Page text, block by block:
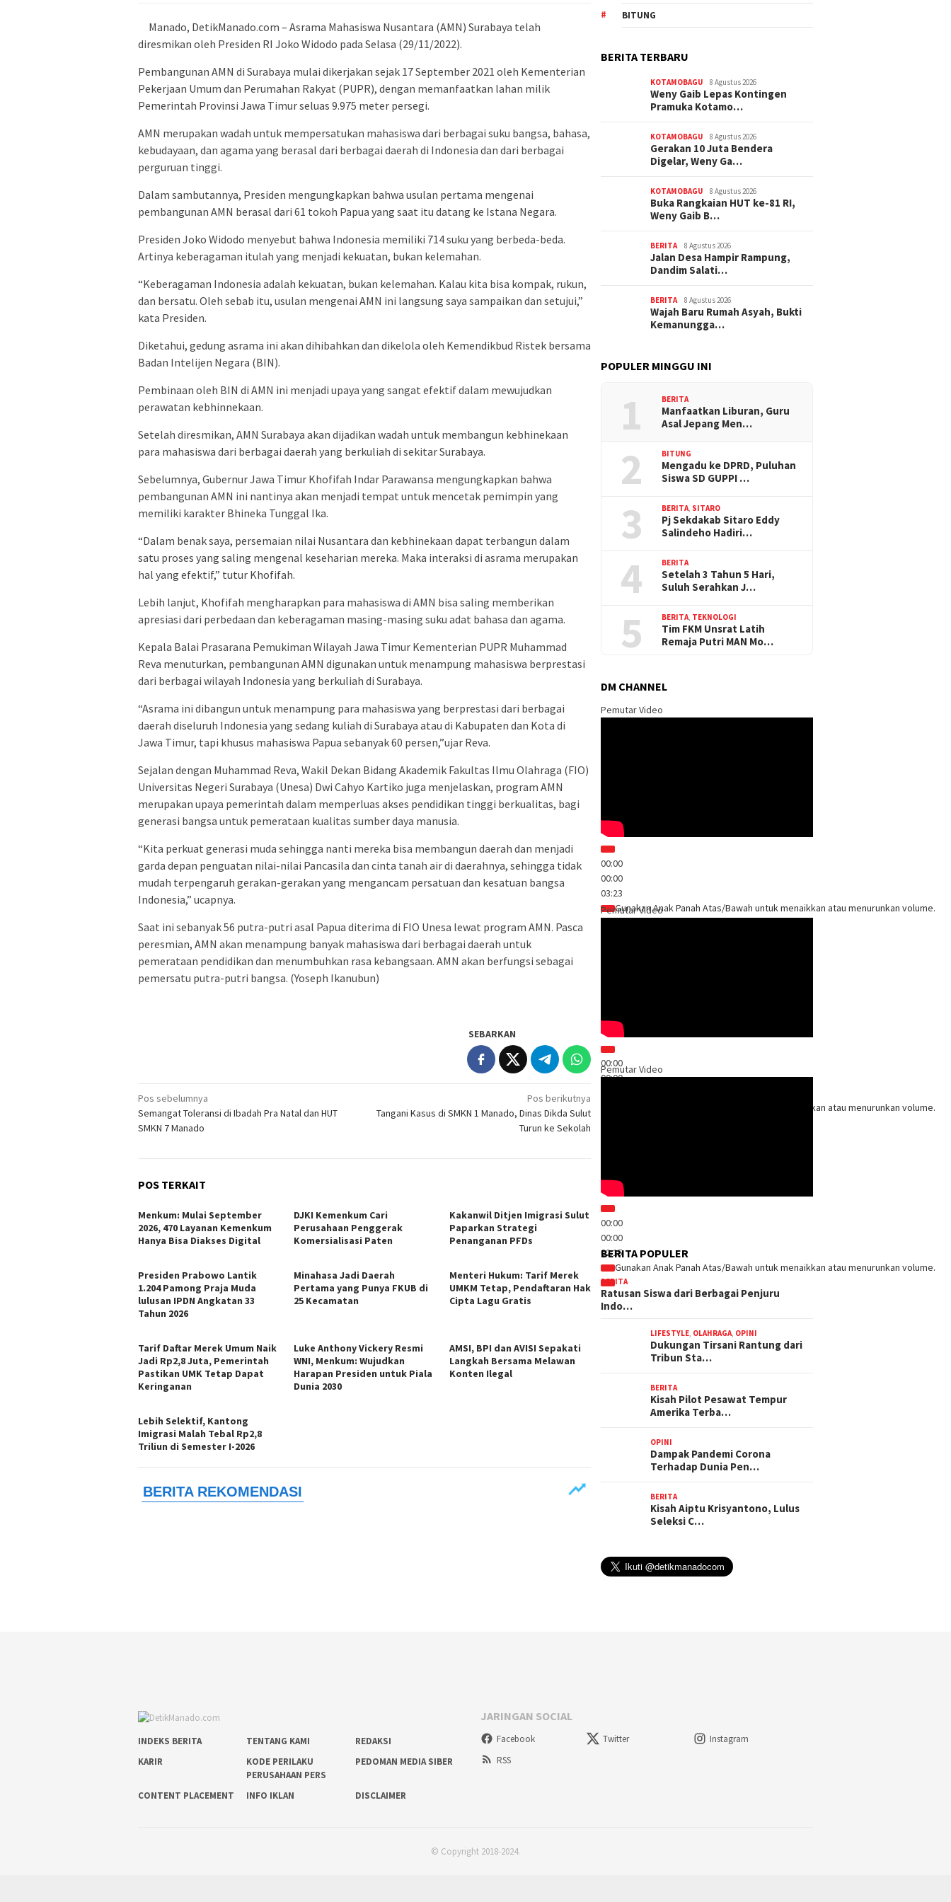
Manado, DetikManado.com – Asrama Mahasiswa Nusantara (AMN) Surabaya telah
diresmikan oleh Presiden RI Joko Widodo pada Selasa (29/11/2022).
Pembangunan AMN di Surabaya mulai dikerjakan sejak 17 September 2021 oleh Kementerian
Pekerjaan Umum dan Perumahan Rakyat (PUPR), dengan memanfaatkan lahan milik
Pemerintah Provinsi Jawa Timur seluas 9.975 meter persegi.
AMN merupakan wadah untuk mempersatukan mahasiswa dari berbagai suku bangsa, bahasa,
kebudayaan, dan agama yang berasal dari berbagai daerah di Indonesia dan dari berbagai
perguruan tinggi.
Dalam sambutannya, Presiden mengungkapkan bahwa usulan pertama mengenai
pembangunan AMN berasal dari 61 tokoh Papua yang saat itu datang ke Istana Negara.
Presiden Joko Widodo menyebut bahwa Indonesia memiliki 714 suku yang berbeda-beda.
Artinya keberagaman itulah yang menjadi kekuatan, bukan kelemahan.
“Keberagaman Indonesia adalah kekuatan, bukan kelemahan. Kalau kita bisa kompak, rukun,
dan bersatu. Oleh sebab itu, usulan mengenai AMN ini langsung saya sampaikan dan setujui,”
kata Presiden.
Diketahui, gedung asrama ini akan dihibahkan dan dikelola oleh Kemendikbud Ristek bersama
Badan Intelijen Negara (BIN).
Pembinaan oleh BIN di AMN ini menjadi upaya yang sangat efektif dalam mewujudkan
perawatan kebhinnekaan.
Setelah diresmikan, AMN Surabaya akan dijadikan wadah untuk membangun kebhinekaan
para mahasiswa dari berbagai daerah yang berkuliah di sekitar Surabaya.
Sebelumnya, Gubernur Jawa Timur Khofifah Indar Parawansa mengungkapkan bahwa
pembangunan AMN ini nantinya akan menjadi tempat untuk mencetak pemimpin yang
memiliki karakter Bhineka Tunggal Ika.
“Dalam benak saya, persemaian nilai Nusantara dan kebhinekaan dapat terbangun dalam
satu proses yang saling mengenal keseharian mereka. Maka interaksi di asrama merupakan
hal yang efektif,” tutur Khofifah.
Lebih lanjut, Khofifah mengharapkan para mahasiswa di AMN bisa saling memberikan
apresiasi dari perbedaan dan keberagaman masing-masing suku adat bahasa dan agama.
Kepala Balai Prasarana Pemukiman Wilayah Jawa Timur Kementerian PUPR Muhammad
Reva menuturkan, pembangunan AMN digunakan untuk menampung mahasiswa berprestasi
dari berbagai wilayah Indonesia yang berkuliah di Surabaya.
“Asrama ini dibangun untuk menampung para mahasiswa yang berprestasi dari berbagai
daerah diseluruh Indonesia yang sedang kuliah di Surabaya atau di Kabupaten dan Kota di
Jawa Timur, tapi khusus mahasiswa Papua sebanyak 60 persen,”ujar Reva.
Sejalan dengan Muhammad Reva, Wakil Dekan Bidang Akademik Fakultas Ilmu Olahraga (FIO)
Universitas Negeri Surabaya (Unesa) Dwi Cahyo Kartiko juga menjelaskan, program AMN
merupakan upaya pemerintah dalam memperluas akses pendidikan tinggi berkualitas, bagi
generasi bangsa untuk pemerataan kualitas sumber daya manusia.
“Kita perkuat generasi muda sehingga nanti mereka bisa membangun daerah dan menjadi
garda depan penguatan nilai-nilai Pancasila dan cinta tanah air di daerahnya, sehingga tidak
mudah terpengaruh gerakan-gerakan yang mengancam persatuan dan kesatuan bangsa
Indonesia,” ucapnya.
Saat ini sebanyak 56 putra-putri asal Papua diterima di FIO Unesa lewat program AMN. Pasca
peresmian, AMN akan menampung banyak mahasiswa dari berbagai daerah untuk
pemerataan pendidikan dan menumbuhkan rasa kebangsaan. AMN akan berfungsi sebagai
pemersatu putra-putri bangsa. (Yoseph Ikanubun)
SEBARKAN
Navigasi
pos
Pos sebelumnya
Semangat Toleransi di Ibadah Pra Natal dan HUT
SMKN 7 Manado
Pos berikutnya
Tangani Kasus di SMKN 1 Manado, Dinas Dikda Sulut
Turun ke Sekolah
POS TERKAIT
Menkum: Mulai September
2026, 470 Layanan Kemenkum
Hanya Bisa Diakses Digital
DJKI Kemenkum Cari
Perusahaan Penggerak
Komersialisasi Paten
Kakanwil Ditjen Imigrasi Sulut
Paparkan Strategi
Penanganan PFDs
Presiden Prabowo Lantik
1.204 Pamong Praja Muda
lulusan IPDN Angkatan 33
Tahun 2026
Minahasa Jadi Daerah
Pertama yang Punya FKUB di
25 Kecamatan
Menteri Hukum: Tarif Merek
UMKM Tetap, Pendaftaran Hak
Cipta Lagu Gratis
Tarif Daftar Merek Umum Naik
Jadi Rp2,8 Juta, Pemerintah
Pastikan UMK Tetap Dapat
Keringanan
Luke Anthony Vickery Resmi
WNI, Menkum: Wujudkan
Harapan Presiden untuk Piala
Dunia 2030
AMSI, BPI dan AVISI Sepakati
Langkah Bersama Melawan
Konten Ilegal
Lebih Selektif, Kantong
Imigrasi Malah Tebal Rp2,8
Triliun di Semester I-2026
BITUNG
BERITA TERBARU
KOTAMOBAGU 8 Agustus 2026
Weny Gaib Lepas Kontingen
Pramuka Kotamo…
KOTAMOBAGU 8 Agustus 2026
Gerakan 10 Juta Bendera
Digelar, Weny Ga…
KOTAMOBAGU 8 Agustus 2026
Buka Rangkaian HUT ke-81 RI,
Weny Gaib B…
BERITA 8 Agustus 2026
Jalan Desa Hampir Rampung,
Dandim Salati…
BERITA 8 Agustus 2026
Wajah Baru Rumah Asyah, Bukti
Kemanungga…
POPULER MINGGU INI
1 BERITA
Manfaatkan Liburan, Guru
Asal Jepang Men…
2 BITUNG
Mengadu ke DPRD, Puluhan
Siswa SD GUPPI …
3 BERITA, SITARO
Pj Sekdakab Sitaro Eddy
Salindeho Hadiri…
4 BERITA
Setelah 3 Tahun 5 Hari,
Suluh Serahkan J…
5 BERITA, TEKNOLOGI
Tim FKM Unsrat Latih
Remaja Putri MAN Mo…
DM CHANNEL
Pemutar Video
00:00
00:00
03:23
Gunakan Anak Panah Atas/Bawah untuk menaikkan atau menurunkan volume.
Pemutar Video
00:00
00:00
Gunakan Anak Panah Atas/Bawah untuk menaikkan atau menurunkan volume.
Pemutar Video
00:00
00:00
02:15
Gunakan Anak Panah Atas/Bawah untuk menaikkan atau menurunkan volume.
BERITA POPULER
BERITA
Ratusan Siswa dari Berbagai Penjuru
Indo…
LIFESTYLE OLAHRAGA OPINI
Dukungan Tirsani Rantung dari
Tribun Sta…
BERITA
Kisah Pilot Pesawat Tempur
Amerika Terba…
OPINI
Dampak Pandemi Corona
Terhadap Dunia Pen…
BERITA
Kisah Aiptu Krisyantono, Lulus
Seleksi C…
INDEKS BERITA TENTANG KAMI
REDAKSI
KARIR
KODE PERILAKU
PERUSAHAAN PERS
PEDOMAN MEDIA SIBER
CONTENT PLACEMENT INFO IKLAN DISCLAIMER
JARINGAN SOCIAL
Facebook Twitter
Instagram
RSS
© Copyright 2018-2024.